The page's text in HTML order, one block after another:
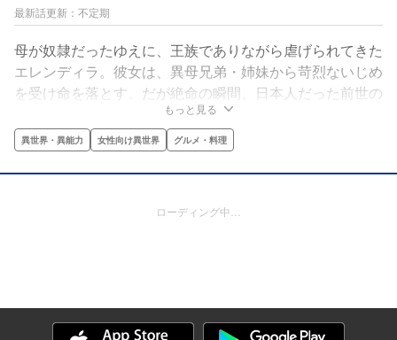
最新話更新：不定期
母が奴隷だったゆえに、王族でありながら虐げられてきた
エレンディラ。彼女は、異母兄弟・姉妹から苛烈ないじめ
を受け命を落とす。だが絶命の瞬間、日本人だった前世の
記憶がよみがえった！復讐を期すエレンディラ。しかし、
隣国・アグドニグルが攻めこんできたことで運命は一変。
前世知識の”料理”で生き抜こうとする彼女を待ち受けるの
は……。全方位から溺愛される異世界転生シンデレラ・ス
もっと見る
異世界・異能力 女性向け異世界 グルメ・料理
ローディング中…